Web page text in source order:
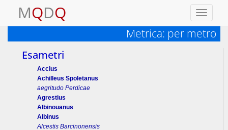
MQDQ
Toggle
Metrica: per metro
Esametri
Accius
Achilleus Spoletanus
aegritudo Perdicae
Agrestius
Albinouanus
Albinus
Alcestis Barcinonensis